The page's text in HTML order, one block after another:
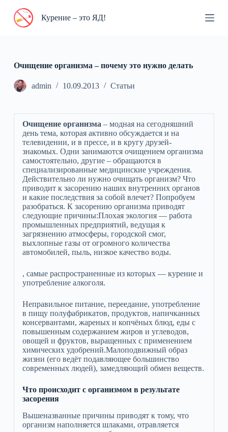
П
и
Курение – это ЯД!
Очищение организма – почему это нужно делать
admin 10.09.2013 Статьи
Очищение организма – модная на сегодняшний
день тема, которая активно обсуждается и на
телевидении, и в прессе, и в кругу друзей-
знакомых. Одни занимаются очищением организма
самостоятельно, другие – обращаются в
специализированные медицинские учреждения.
Действительно ли нужно очищать организм? Что
приводит к засорению наших внутренних органов
и какие последствия за собой влечет? Попробуем
разобраться. К засорению организма приводят
следующие причины:Плохая экология — работа
промышленных предприятий, ведущая к
загрязнению атмосферы, городской смог,
выхлопные газы от огромного количества
автомобилей, пыль, низкое качество воды.
, самые распространенные из которых — курение и
употребление алкоголя.
Неправильное питание, переедание, употребление
в пищу полуфабрикатов, продуктов, напичканных
консервантами, жареных и копчёных блюд, еды с
повышенным содержанием жиров и углеводов,
овощей и фруктов, выращенных с применением
химических удобрений.Малоподвижный образ
жизни (его ведёт подавляющее большинство
современных людей), замедляющий обмен веществ.
Что происходит с организмом в результате
засорения
Вышеназванные причины приводят к тому, что
организм наполняется шлаками, отравляется